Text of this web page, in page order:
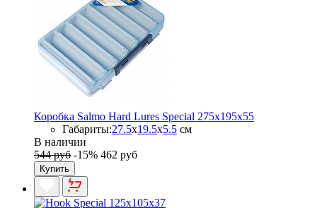
Коробка Salmo Hard Lures Special 275х195х55
Габариты:27.5x19.5x5.5 см
В наличии
544 руб -15% 462 руб
Купить